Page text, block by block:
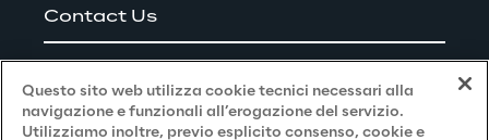
Contact Us
Questo sito web utilizza cookie tecnici necessari alla
navigazione e funzionali all’erogazione del servizio.
Utilizziamo inoltre, previo esplicito consenso, cookie e